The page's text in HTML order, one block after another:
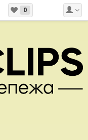
0